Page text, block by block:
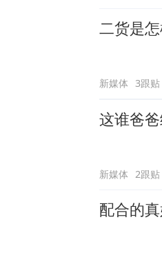
二货是
新媒体 3跟贴
这谁爸
新媒体 2跟贴
配合的